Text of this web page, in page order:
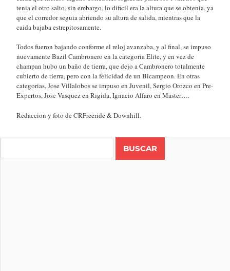
tenia el otro salto, sin embargo, lo dificil era la altura que se obtenia, ya
que el corredor seguia abriendo su altura de salida, mientras que la
caida bajaba estrepitosamente.
Todos fueron bajando conforme el reloj avanzaba, y al final, se impuso
nuevamente Bazil Cambronero en la categoria Elite, y en vez de
champan hubo un baño de tierra, que dejo a Cambronero totalmente
cubierto de tierra, pero con la felicidad de un Bicampeon. En otras
categorias, Jose Villalobos se impuso en Juvenil, Sergio Orozco en Pre-
Expertos, Jose Vasquez en Rigida, Ignacio Alfaro en Master….
Redaccion y foto de CRFreeride & Downhill.